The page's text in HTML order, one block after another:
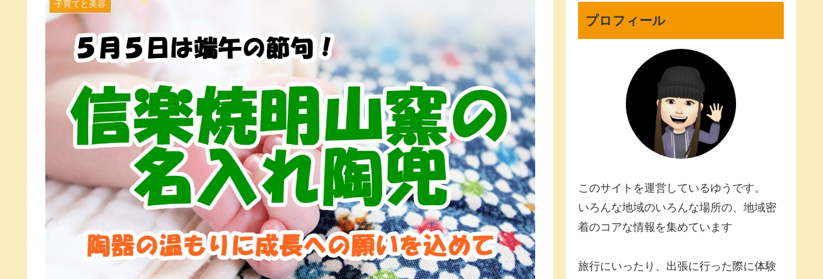
子育てと美容
プロフィール
このサイトを運営しているゆうです。
いろんな地域のいろんな場所の、地域密
着のコアな情報を集めています
旅行にいったり、出張に行った際に体験